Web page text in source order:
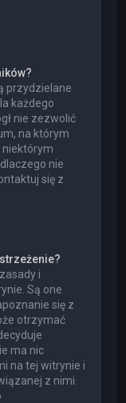
przydzielane
każdego
nie zezwolić
na którym
niektórym
nie
się z
i
Są one
się z
otrzymać
ma nic
na tej witrynie i
z nimi.